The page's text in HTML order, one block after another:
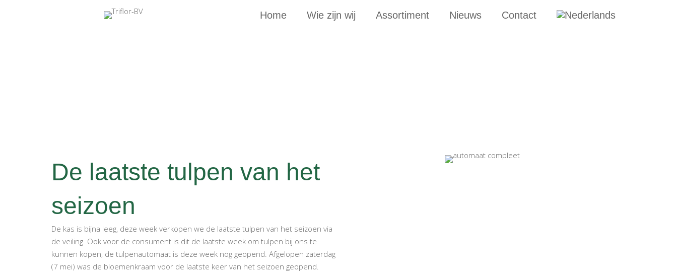
Home Wie zijn wij Assortiment Nieuws Contact
De laatste tulpen van het
seizoen
De kas is bijna leeg, deze week verkopen we de laatste tulpen van het seizoen via
de veiling. Ook voor de consument is dit de laatste week om tulpen bij ons te
kunnen kopen, de tulpenautomaat is deze week nog geopend. Afgelopen zaterdag
(7 mei) was de bloemenkraam voor de laatste keer van het seizoen geopend.